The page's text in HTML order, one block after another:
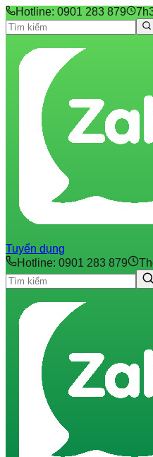
Hotline: 0901 283 879
Tuyển dụng
Hotline: 0901 283 879